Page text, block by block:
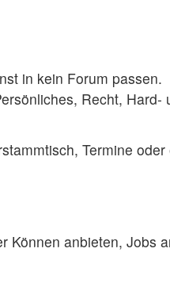
in kein Forum passen.
Recht, Hard-
Termine oder
Können anbieten, Jobs